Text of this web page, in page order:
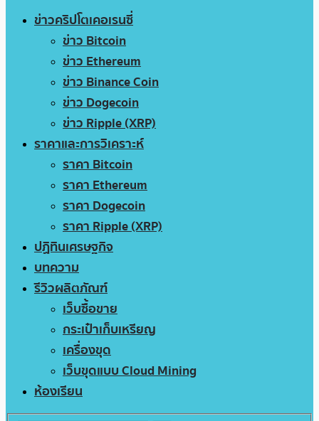
ข่าวคริปโตเคอเรนซี่
ข่าว Bitcoin
ข่าว Ethereum
ข่าว Binance Coin
ข่าว Dogecoin
ข่าว Ripple (XRP)
ราคาและการวิเคราะห์
ราคา Bitcoin
ราคา Ethereum
ราคา Dogecoin
ราคา Ripple (XRP)
ปฏิทินเศรษฐกิจ
บทความ
รีวิวผลิตภัณฑ์
เว็บซื้อขาย
กระเป๋าเก็บเหรียญ
เครื่องขุด
เว็บขุดแบบ Cloud Mining
ห้องเรียน